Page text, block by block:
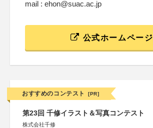
mail : ehon@suac.ac.jp
公式ホームページ
おすすめのコンテスト [PR]
第23回 千修イラスト＆写真コンテスト
株式会社千修